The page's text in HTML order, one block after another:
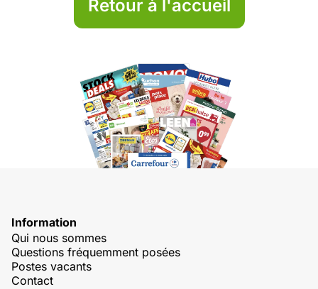
Retour à l'accueil
Information
Qui nous sommes
Questions fréquemment posées
Postes vacants
Contact